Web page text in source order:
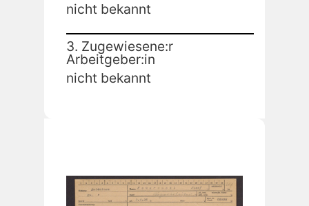
nicht bekannt
3. Zugewiesene:r
Arbeitgeber:in
nicht bekannt